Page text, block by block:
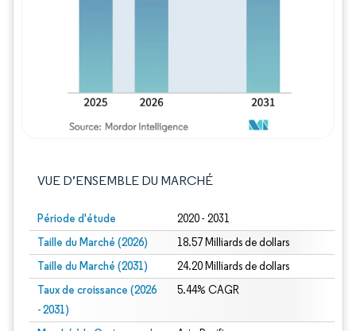
VUE D’ENSEMBLE DU MARCHÉ
Période d'étude 2020 - 2031
Taille du Marché (2026) 18.57 Milliards de dollars
Taille du Marché (2031) 24.20 Milliards de dollars
Taux de croissance (2026
- 2031)
5.44% CAGR